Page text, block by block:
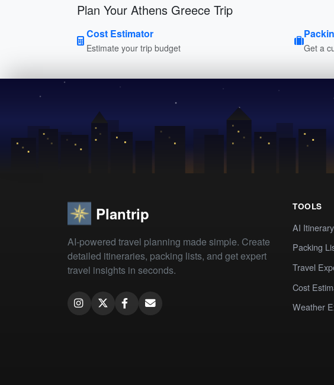
Plan Your Athens Greece Trip
Cost Estimator
Estimate your trip budget Get a
Plantrip
AI-powered travel planning made simple. Create
detailed itineraries, packing lists, and get expert
travel insights in seconds.
TOOLS
AI
Packing
Travel
Cost
Weather